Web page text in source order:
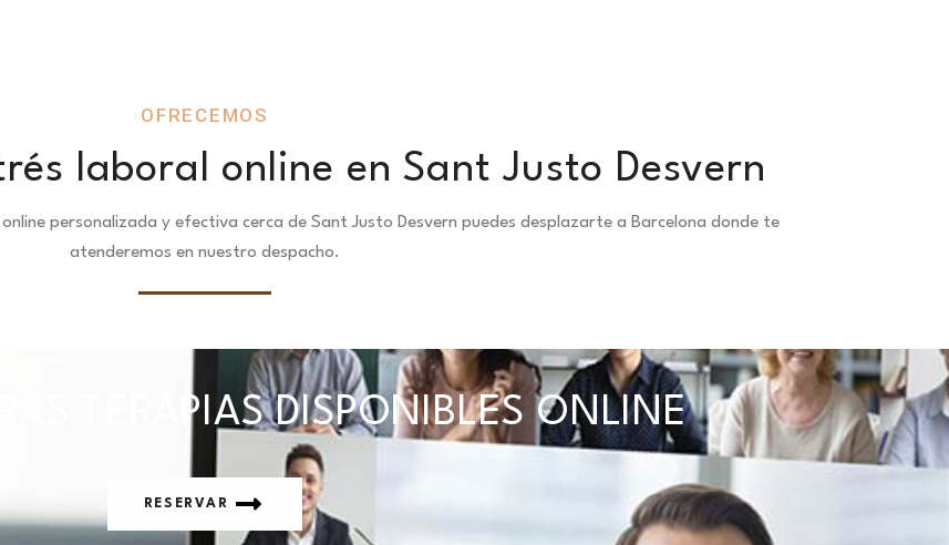
OFRECEMOS
laboral online en Sant Justo Desvern
personalizada y efectiva cerca de Sant Justo Desvern puedes desplazarte a Barcelona donde te
atenderemos en nuestro despacho.
TERAPIAS DISPONIBLES ONLINE
RESERVAR